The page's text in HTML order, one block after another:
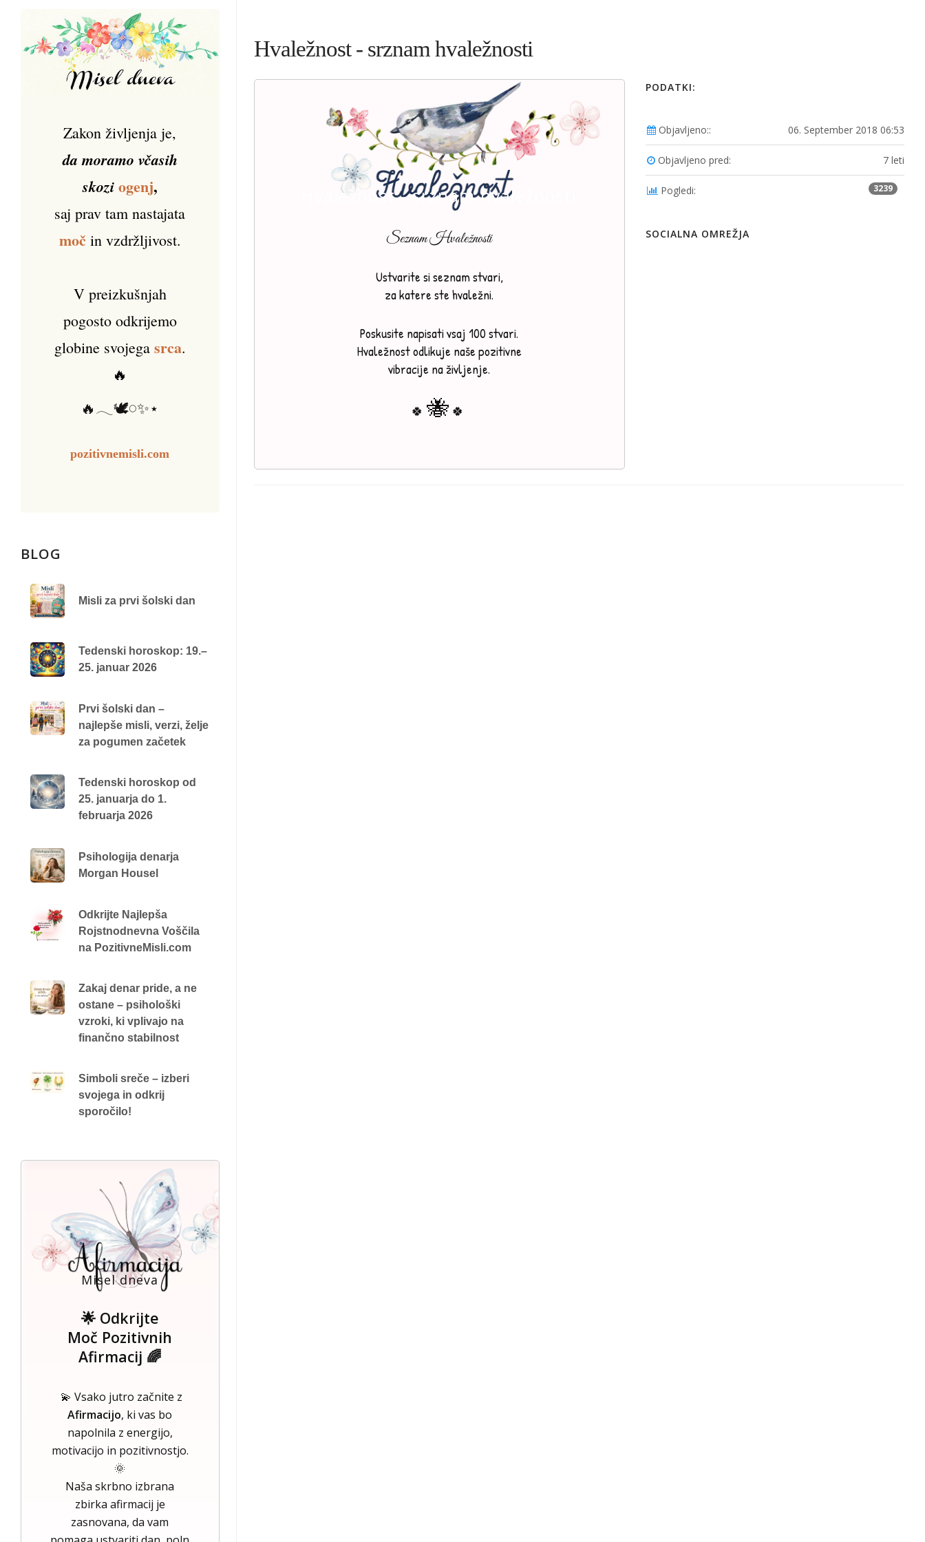
Hvaležnost - srznam hvaležnosti
Hvaležnost - srznam hvaležnosti
Seznam Hvaležnosti
Ustvarite si seznam stvari,
za katere ste hvaležni.
Poskusite napisati vsaj 100 stvari.
Hvaležnost odlikuje naše pozitivne
vibracije na življenje.
🍀🐝 🍀
PODATKI:
Objavljeno:: 06. September 2018 06:53
Objavljeno pred: 7 leti
Pogledi: 3239
SOCIALNA OMREŽJA
Zakon življenja je,
da moramo včasih
skozi ogenj,
saj prav tam nastajata
močin vzdržljivost.
V preizkušnjah
pogosto odkrijemo
globine svojega srca.
🔥
🔥𓂃🕊️𓏸✨⋆
pozitivnemisli.com
BLOG
Misli za prvi šolski dan
Tedenski horoskop: 19.–
25. januar 2026
Prvi šolski dan –
najlepše misli, verzi, želje
za pogumen začetek
Tedenski horoskop od
25. januarja do 1.
februarja 2026
Psihologija denarja
Morgan Housel
Odkrijte Najlepša
Rojstnodnevna Voščila
na PozitivneMisli.com
Zakaj denar pride, a ne
ostane – psihološki
vzroki, ki vplivajo na
finančno stabilnost
Simboli sreče – izberi
svojega in odkrij
sporočilo!
Misel dneva
🌟 Odkrijte
Moč Pozitivnih
Afirmacij 🌈
💫 Vsako jutro začnite z
Afirmacijo, ki vas bo
napolnila z energijo,
motivacijo in pozitivnostjo.
🌞
Naša skrbno izbrana
zbirka afirmacij je
zasnovana, da vam